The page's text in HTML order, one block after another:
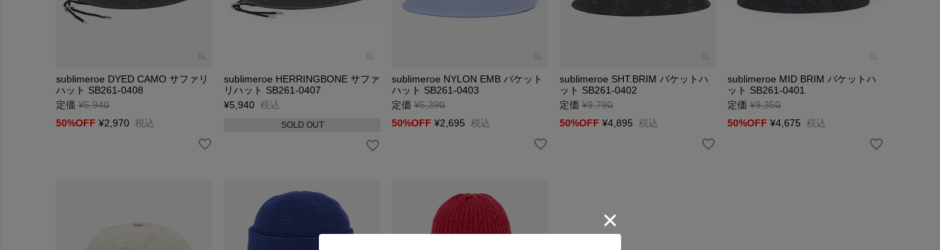
帽子やバッグなどのファッション小物を中心に、
カジュアルでありながらもどこか洗練されたデザインは、
日常から旅まで幅広いシーンで活躍。
スタイリングのアクセントとして取り入れやすい、
ライフスタイルブランドです。
様々なジャンルをミックスした自由な発想。
素材やカラー、ディテールに遊び心を加え、
身につける人それぞれの個性を引き出します。
sublimeroe DYED CAMO サファリ
ハット SB261-0408
定価 ¥5,940
→
50%OFF ¥2,970 税込
sublimeroe HERRINGBONE サファ
リハット SB261-0407
¥5,940 税込
SOLD OUT
sublimeroe NYLON EMB バケット
ハット SB261-0403
定価 ¥5,390
→
50%OFF ¥2,695 税込
sublimeroe SHT.BRIM バケットハ
ット SB261-0402
定価 ¥9,790
→
50%OFF ¥4,895 税込
sublimeroe MID BRIM バケットハ
ット SB261-0401
定価 ¥9,350
→
50%OFF ¥4,675 税込